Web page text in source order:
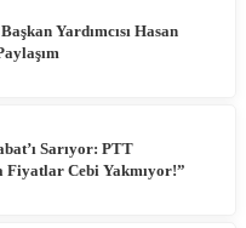
Yardımcısı Hasan
Sarıyor: PTT
Fiyatlar Cebi Yakmıyor!”